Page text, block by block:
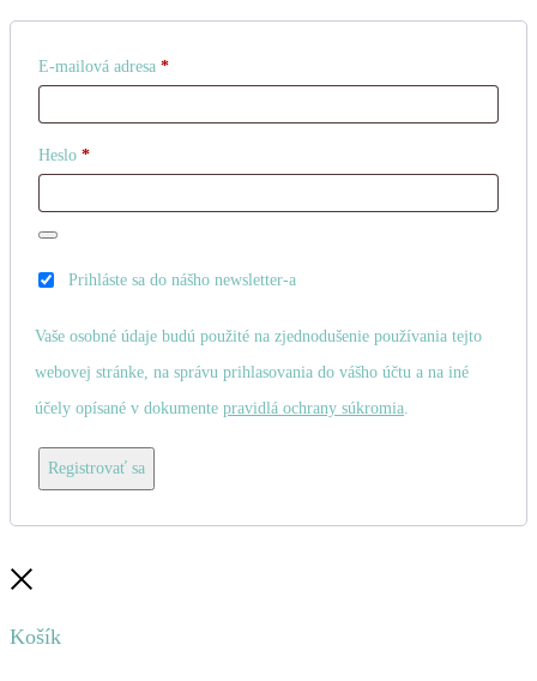
E-mailová adresa *Povinné
Heslo *Povinné
Prihláste sa do nášho newsletter-a
Vaše osobné údaje budú použité na zjednodušenie používania tejto
webovej stránke, na správu prihlasovania do vášho účtu a na iné
účely opísané v dokumente pravidlá ochrany súkromia
Registrovať sa
Košík